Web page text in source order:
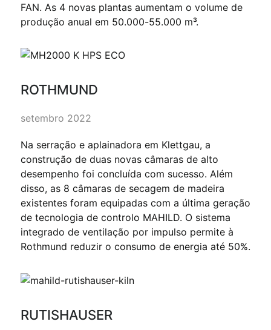
FAN. As 4 novas plantas aumentam o volume de
produção anual em 50.000-55.000 m³.
ROTHMUND
setembro 2022
Na serração e aplainadora em Klettgau, a
construção de duas novas câmaras de alto
desempenho foi concluída com sucesso. Além
disso, as 8 câmaras de secagem de madeira
existentes foram equipadas com a última geração
de tecnologia de controlo MAHILD. O sistema
integrado de ventilação por impulso permite à
Rothmund reduzir o consumo de energia até 50%.
RUTISHAUSER